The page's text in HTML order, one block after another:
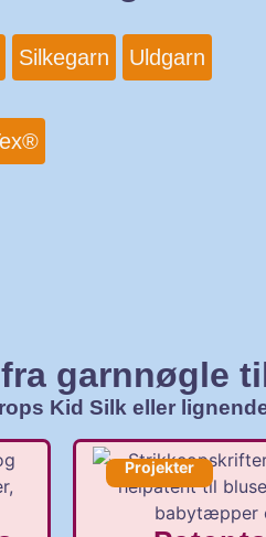
Silkegarn Uldgarn
fra garnnøgle
Kid Silk eller
Projekter